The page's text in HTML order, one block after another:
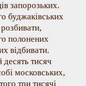
запорозьких.
буджаківських
полонених
відбивати.
десять тисяч
московських,
три тисячі